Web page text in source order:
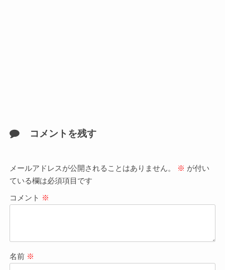
コメントを残す
メールアドレスが公開されることはありません。 ※ が付い
ている欄は必須項目です
コメント ※
名前 ※